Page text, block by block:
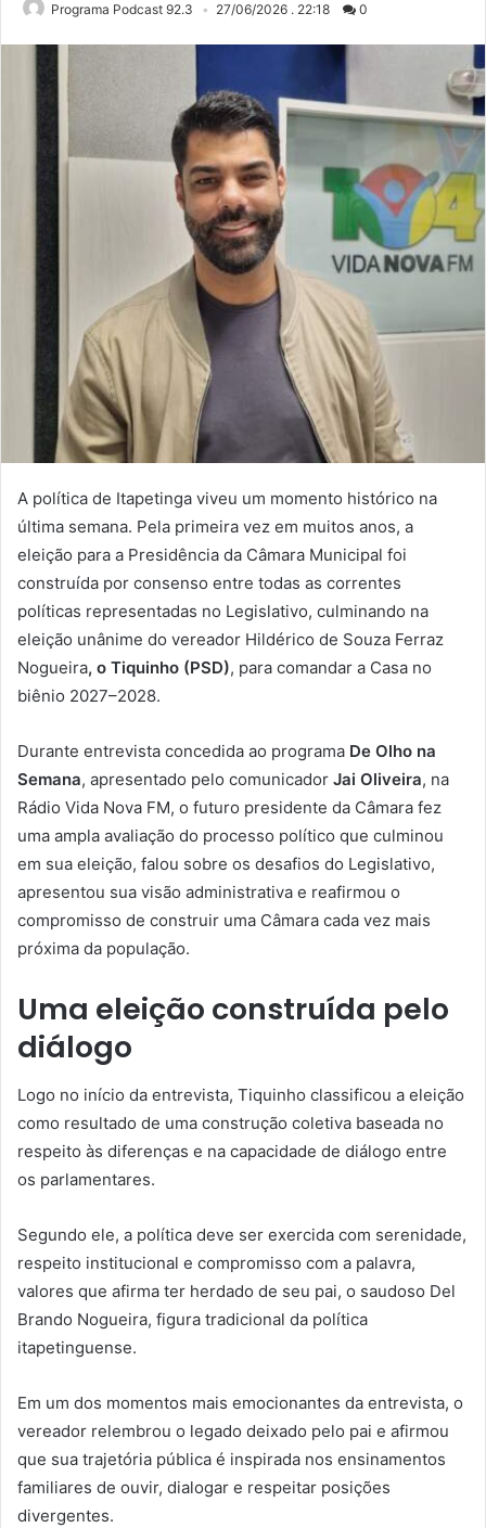
Programa Podcast 92.3 27/06/2026 . 22:18 0
A política de Itapetinga viveu um momento histórico na
última semana. Pela primeira vez em muitos anos, a
eleição para a Presidência da Câmara Municipal foi
construída por consenso entre todas as correntes
políticas representadas no Legislativo, culminando na
eleição unânime do vereador Hildérico de Souza Ferraz
Nogueira, o Tiquinho (PSD), para comandar a Casa no
biênio 2027–2028.
Durante entrevista concedida ao programa De Olho na
Semana, apresentado pelo comunicador Jai Oliveira, na
Rádio Vida Nova FM, o futuro presidente da Câmara fez
uma ampla avaliação do processo político que culminou
em sua eleição, falou sobre os desafios do Legislativo,
apresentou sua visão administrativa e reafirmou o
compromisso de construir uma Câmara cada vez mais
próxima da população.
Uma eleição construída pelo
diálogo
Logo no início da entrevista, Tiquinho classificou a eleição
como resultado de uma construção coletiva baseada no
respeito às diferenças e na capacidade de diálogo entre
os parlamentares.
Segundo ele, a política deve ser exercida com serenidade,
respeito institucional e compromisso com a palavra,
valores que afirma ter herdado de seu pai, o saudoso Del
Brando Nogueira, figura tradicional da política
itapetinguense.
Em um dos momentos mais emocionantes da entrevista, o
vereador relembrou o legado deixado pelo pai e afirmou
que sua trajetória pública é inspirada nos ensinamentos
familiares de ouvir, dialogar e respeitar posições
divergentes.